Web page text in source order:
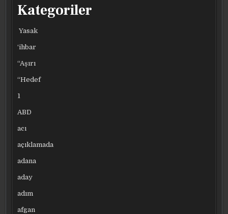
Kategoriler
Yasak
‘ihbar
“Aşırı
“Hedef
1
ABD
acı
açıklamada
adana
aday
adım
afgan